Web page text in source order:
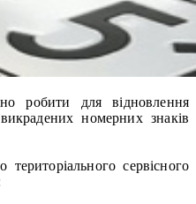
робити для відновлення
номерних знаків
територіального сервісного